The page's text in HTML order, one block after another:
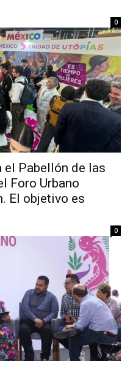
0
el Pabellón de las
Foro Urbano
El objetivo es
0